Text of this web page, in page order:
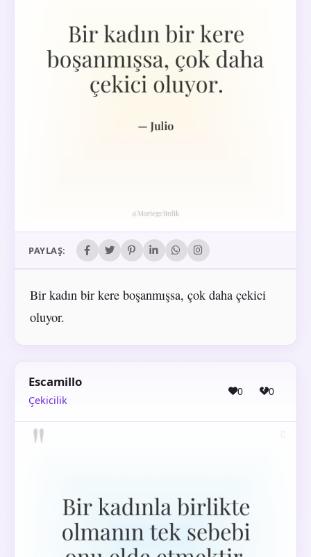
PAYLAŞ:
Bir kadın bir kere boşanmışsa, çok daha çekici
oluyor.
Escamillo
Çekicilik
0 0